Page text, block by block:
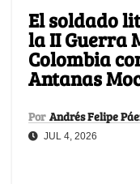
El soldado
la II Guerra
Colombia
Antanas
Por Andrés Felipe
JUL 4, 2026